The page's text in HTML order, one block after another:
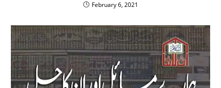
February 6, 2021